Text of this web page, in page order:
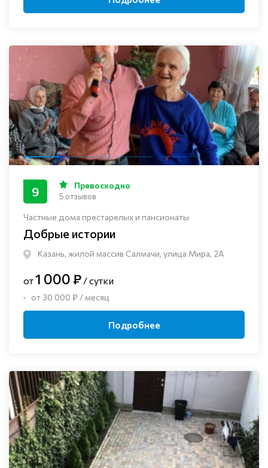
Частные дома престарелых и пансионаты
Добрые истории
Казань, жилой массив Салмачи, улица Мира, 2А
9 Превосходно
5 отзывов
от1 000 ₽ / сутки
от 30 000 ₽ / месяц
Подробнее